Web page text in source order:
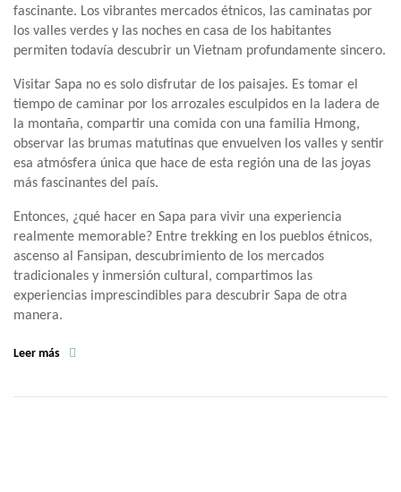
fascinante. Los vibrantes mercados étnicos, las caminatas por
los valles verdes y las noches en casa de los habitantes
permiten todavía descubrir un Vietnam profundamente sincero.
Visitar Sapa no es solo disfrutar de los paisajes. Es tomar el
tiempo de caminar por los arrozales esculpidos en la ladera de
la montaña, compartir una comida con una familia Hmong,
observar las brumas matutinas que envuelven los valles y sentir
esa atmósfera única que hace de esta región una de las joyas
más fascinantes del país.
Entonces, ¿qué hacer en Sapa para vivir una experiencia
realmente memorable? Entre trekking en los pueblos étnicos,
ascenso al Fansipan, descubrimiento de los mercados
tradicionales y inmersión cultural, compartimos las
experiencias imprescindibles para descubrir Sapa de otra
manera.
Leer más